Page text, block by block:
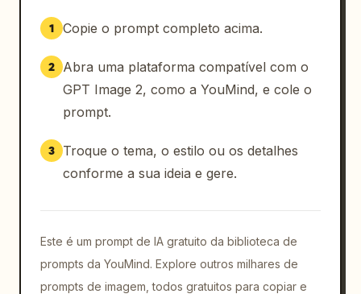
1 Copie o prompt completo acima.
2
Abra uma plataforma compatível com o
GPT Image 2, como a YouMind, e cole o
prompt.
3
Troque o tema, o estilo ou os detalhes
conforme a sua ideia e gere.
Este é um prompt de IA gratuito da biblioteca de
prompts da YouMind. Explore outros milhares de
prompts de imagem, todos gratuitos para copiar e